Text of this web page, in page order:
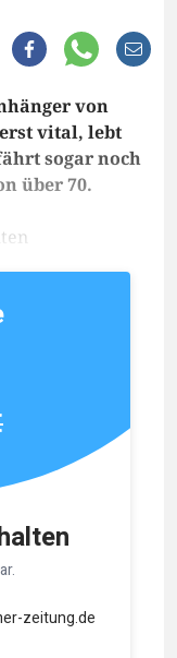
von
vital, lebt
sogar noch
über 70.
zeitung.de